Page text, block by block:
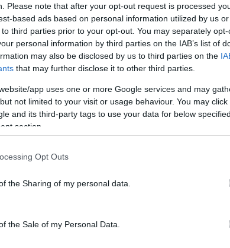
Please note that after your opt-out request is processed
based ads based on personal information utilized by us
third parties prior to your opt-out. You may separately
personal information by third parties on the IAB’s list of
may also be disclosed by us to third parties on the
that may further disclose it to other third parties.
app uses one or more Google services and may
not limited to your visit or usage behaviour. You may
and its third-party tags to use your data for below
section.
Opt Outs
the Sharing of my personal data.
the Sale of my Personal Data.
και